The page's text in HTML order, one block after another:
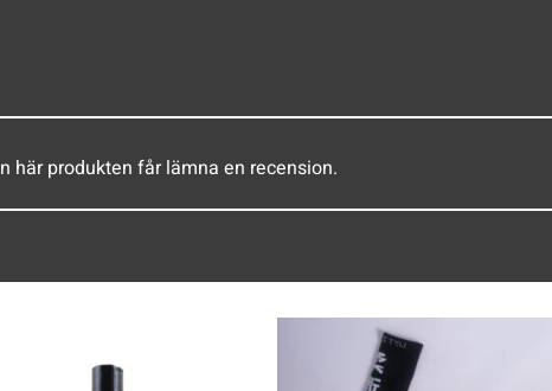
här produkten får lämna en recension.